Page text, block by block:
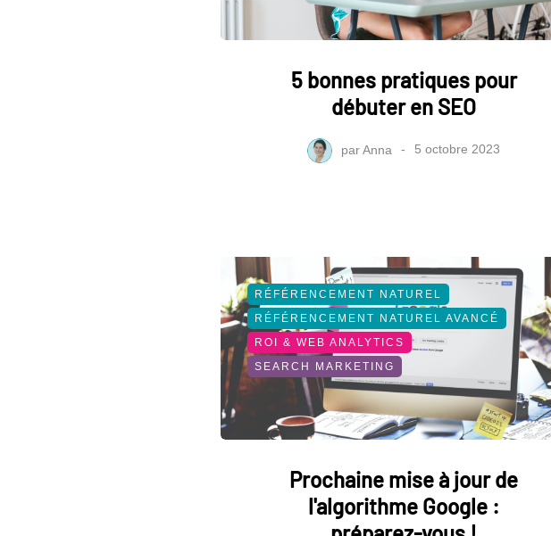
5 bonnes pratiques pour
débuter en SEO
parAnna 5 octobre 2023
RÉFÉRENCEMENT NATUREL
RÉFÉRENCEMENT NATUREL AVANCÉ
ROI & WEB ANALYTICS
SEARCH MARKETING
Prochaine mise à jour de
l'algorithme Google :